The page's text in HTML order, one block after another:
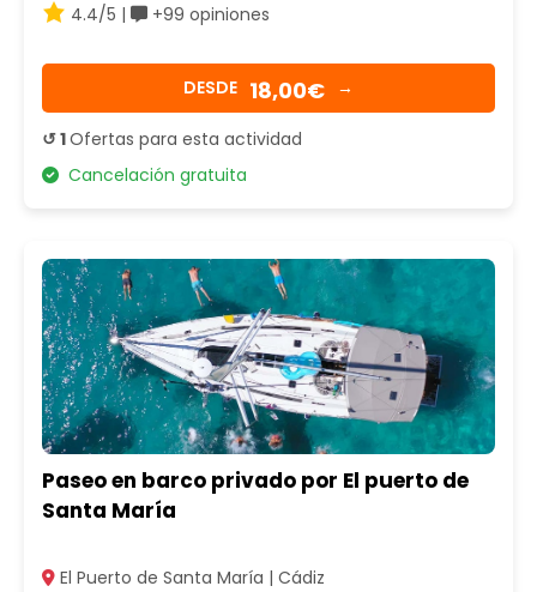
4.4/5 |
+99 opiniones
DESDE 18,00€ →
↺ 1Ofertas para esta actividad
Cancelación gratuita
Paseo en barco privado por El puerto de
Santa María
El Puerto de Santa María | Cádiz